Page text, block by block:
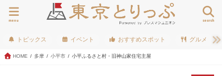
search
menu
トピックス イベント おすすめスポット グルメ
HOME 多摩 小平市 小平ふるさと村・旧神山家住宅主屋